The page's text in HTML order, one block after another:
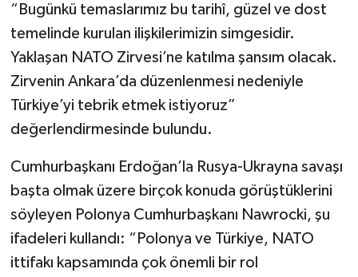
“Bugünkü temaslarımız bu tarihî, güzel ve dost
temelinde kurulan ilişkilerimizin simgesidir.
Yaklaşan NATO Zirvesi’ne katılma şansım olacak.
Zirvenin Ankara’da düzenlenmesi nedeniyle
Türkiye’yi tebrik etmek istiyoruz”
değerlendirmesinde bulundu.
Cumhurbaşkanı Erdoğan’la Rusya-Ukrayna savaşı
başta olmak üzere birçok konuda görüştüklerini
söyleyen Polonya Cumhurbaşkanı Nawrocki, şu
ifadeleri kullandı: “Polonya ve Türkiye, NATO
ittifakı kapsamında çok önemli bir rol